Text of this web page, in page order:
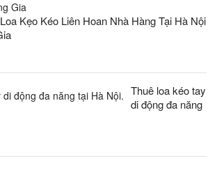
Kẹo Kéo Liên Hoan Nhà Hàng Tại Hà Nội
Thuê loa kéo tay
di động đa năng